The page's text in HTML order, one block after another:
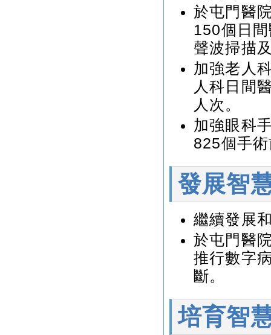
於屯門醫
150個日
聲波掃描
加強老人
人科日間
人次。
加強眼科
825個手
發展智
繼續發展
於屯門醫
推行數字
斷。
培育智